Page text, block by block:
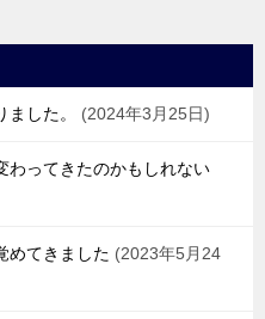
した。 2024年3月25日
わってきたのかもしれない
めてきました
2023年5月24